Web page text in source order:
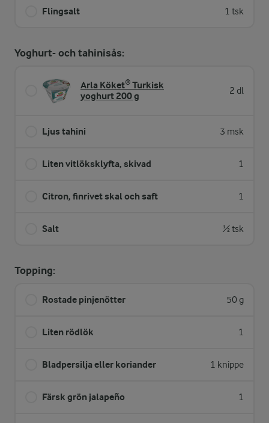
Flingsalt 1 tsk
Yoghurt- och tahinisås:
Arla Köket® Turkisk
yoghurt 200 g
2 dl
Ljus tahini 3 msk
Liten vitlöksklyfta, skivad 1
Citron, finrivet skal och saft 1
Salt ½ tsk
Topping:
Rostade pinjenötter 50 g
Liten rödlök 1
Bladpersilja eller koriander 1 knippe
Färsk grön jalapeño 1